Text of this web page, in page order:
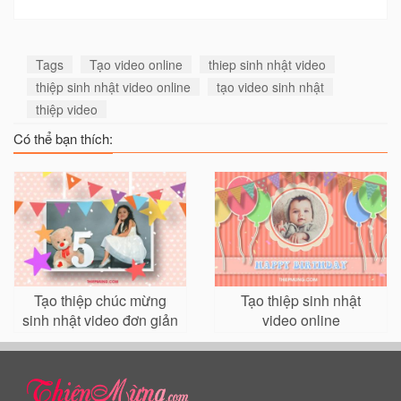
Tags Tạo video online
thiep sinh nhật video
thiệp sinh nhật video online
tạo video sinh nhật
thiệp video
Có thể bạn thích:
Tạo thiệp chúc mừng
sinh nhật video đơn giản
mà tuyệt đẹp
Tạo thiệp sinh nhật
video online